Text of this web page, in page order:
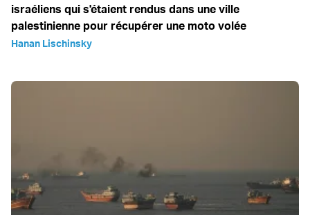
israéliens qui s'étaient rendus dans une ville
palestinienne pour récupérer une moto volée
Hanan Lischinsky